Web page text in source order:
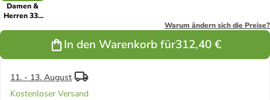
Damen &
Herren 333
Sternzeichen
gold
Warum ändern sich die Preise?
In den Warenkorb für312,40 €
11. - 13. August
Kostenloser Versand